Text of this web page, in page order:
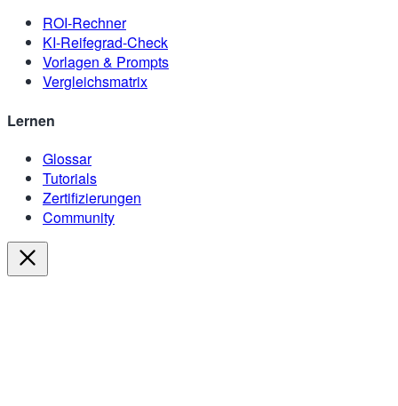
ROI-Rechner
KI-Reifegrad-Check
Vorlagen & Prompts
Vergleichsmatrix
Lernen
Glossar
Tutorials
Zertifizierungen
Community